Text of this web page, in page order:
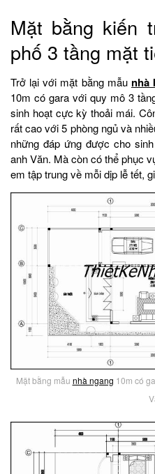
Mặt bằng kiến
phố 3 tầng mặt
Trở lại với mặt bằng mẫu nhà
10m có gara với quy mô 3
sinh hoạt cực kỳ thoải mái.
rất cao với 5 phòng ngủ và
những đáp ứng được cho
anh Văn. Mà còn có thể phục
em tập trung về mỗi dịp lễ tết,
Mặt bằng mẫu nhà ngang 10m có